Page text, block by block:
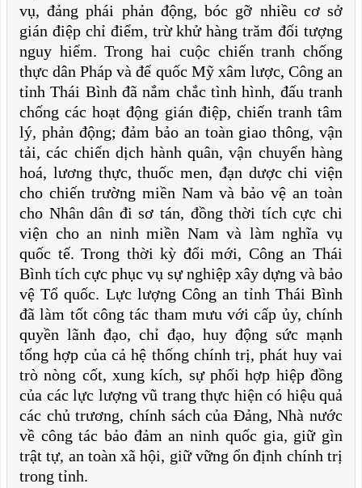
vụ, đảng phái phản động, bóc gỡ nhiều cơ sở
gián điệp chỉ điểm, trừ khử hàng trăm đối tượng
nguy hiểm. Trong hai cuộc chiến tranh chống
thực dân Pháp và đế quốc Mỹ xâm lược, Công an
tỉnh Thái Bình đã nắm chắc tình hình, đấu tranh
chống các hoạt động gián điệp, chiến tranh tâm
lý, phản động; đảm bảo an toàn giao thông, vận
tải, các chiến dịch hành quân, vận chuyển hàng
hoá, lương thực, thuốc men, đạn dược chi viện
cho chiến trường miền Nam và bảo vệ an toàn
cho Nhân dân đi sơ tán, đồng thời tích cực chi
viện cho an ninh miền Nam và làm nghĩa vụ
quốc tế. Trong thời kỳ đổi mới, Công an Thái
Bình tích cực phục vụ sự nghiệp xây dựng và bảo
vệ Tổ quốc. Lực lượng Công an tỉnh Thái Bình
đã làm tốt công tác tham mưu với cấp ủy, chính
quyền lãnh đạo, chỉ đạo, huy động sức mạnh
tổng hợp của cả hệ thống chính trị, phát huy vai
trò nòng cốt, xung kích, sự phối hợp hiệp đồng
của các lực lượng vũ trang thực hiện có hiệu quả
các chủ trương, chính sách của Đảng, Nhà nước
về công tác bảo đảm an ninh quốc gia, giữ gìn
trật tự, an toàn xã hội, giữ vững ổn định chính trị
trong tỉnh.